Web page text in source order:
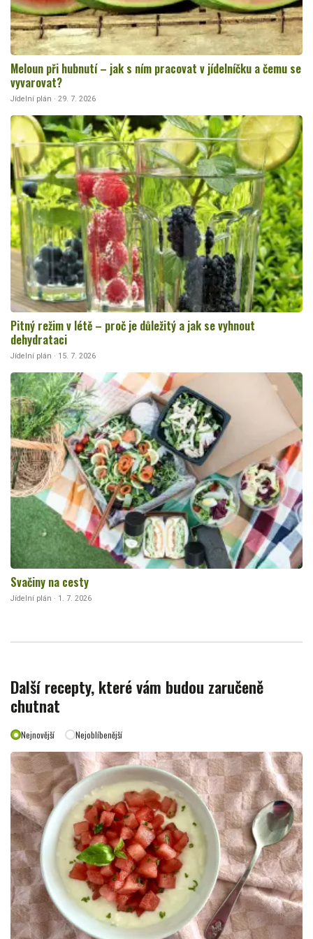
Meloun při hubnutí – jak s ním pracovat v jídelníčku a čemu se
vyvarovat?
Jídelní plán · 29. 7. 2026
Pitný režim v létě – proč je důležitý a jak se vyhnout
dehydrataci
Jídelní plán · 15. 7. 2026
Svačiny na cesty
Jídelní plán · 1. 7. 2026
Další recepty, které vám budou zaručeně
chutnat
Nejnovější Nejoblíbenější